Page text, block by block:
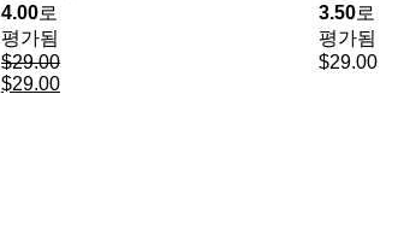
4.00로
평가됨
$29.00
원
$29.00현
3.50로
평가됨
$29.00